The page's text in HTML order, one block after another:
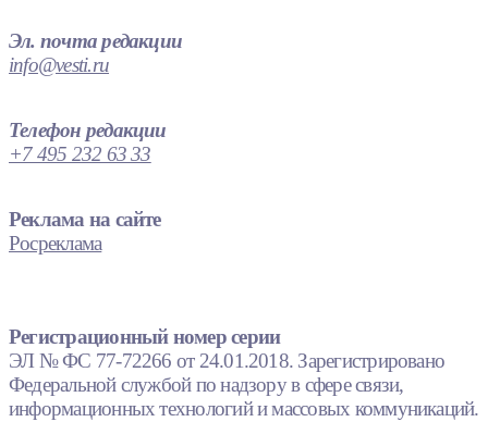
Эл. почта редакции
info@vesti.ru
Телефон редакции
+7 495 232 63 33
Реклама на сайте
Росреклама
Регистрационный номер серии
ЭЛ № ФС 77-72266 от 24.01.2018. Зарегистрировано
Федеральной службой по надзору в сфере связи,
информационных технологий и массовых коммуникаций.